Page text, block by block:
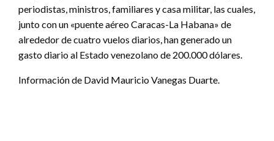
periodistas, ministros, familiares y casa militar, las cuales,
junto con un «puente aéreo Caracas-La Habana» de
alrededor de cuatro vuelos diarios, han generado un
gasto diario al Estado venezolano de 200.000 dólares.
Información de David Mauricio Vanegas Duarte.